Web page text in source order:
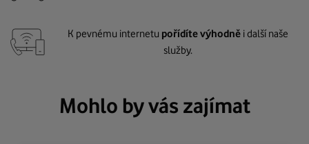
K pevnému internetu pořídíte výhodně i další naše
služby.
Mohlo by vás zajímat